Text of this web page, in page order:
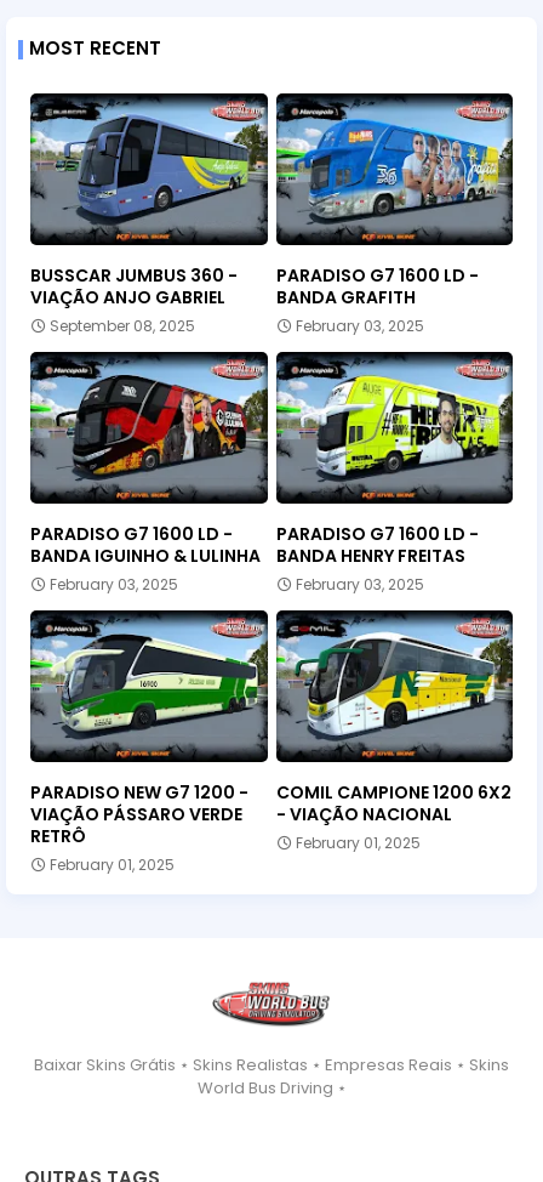
MOST RECENT
BUSSCAR JUMBUS 360 -
VIAÇÃO ANJO GABRIEL
September 08, 2025
PARADISO G7 1600 LD -
BANDA GRAFITH
February 03, 2025
PARADISO G7 1600 LD -
BANDA IGUINHO & LULINHA
February 03, 2025
PARADISO G7 1600 LD -
BANDA HENRY FREITAS
February 03, 2025
PARADISO NEW G7 1200 -
VIAÇÃO PÁSSARO VERDE
RETRÔ
February 01, 2025
COMIL CAMPIONE 1200 6X2
- VIAÇÃO NACIONAL
February 01, 2025
Baixar Skins Grátis ⋆ Skins Realistas ⋆ Empresas Reais ⋆ Skins
World Bus Driving ⋆